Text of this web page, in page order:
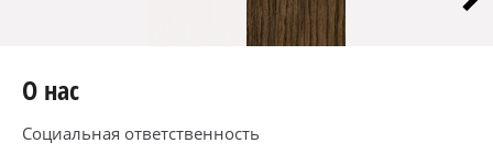
Medinių langų gamyba
Mediniai Langai
Įvairių
O нас
Социальная ответственность